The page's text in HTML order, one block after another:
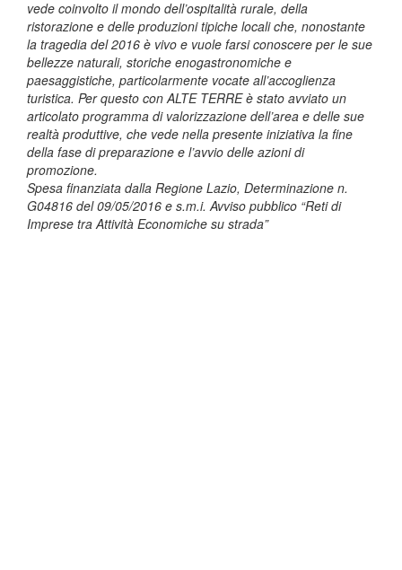
vede coinvolto il mondo dell’ospitalità rurale, della
ristorazione e delle produzioni tipiche locali che, nonostante
la tragedia del 2016 è vivo e vuole farsi conoscere per le sue
bellezze naturali, storiche enogastronomiche e
paesaggistiche, particolarmente vocate all’accoglienza
turistica. Per questo con ALTE TERRE è stato avviato un
articolato programma di valorizzazione dell’area e delle sue
realtà produttive, che vede nella presente iniziativa la fine
della fase di preparazione e l’avvio delle azioni di
promozione.
Spesa finanziata dalla Regione Lazio, Determinazione n.
G04816 del 09/05/2016 e s.m.i. Avviso pubblico “Reti di
Imprese tra Attività Economiche su strada”